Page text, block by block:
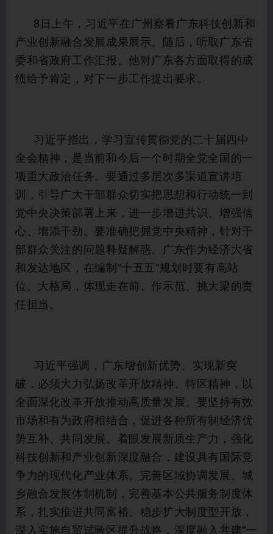
8日上午，习近平在广州察看广东科技创新和
产业创新融合发展成果展示。随后，听取广东省
委和省政府工作汇报。他对广东各方面取得的成
绩给予肯定，对下一步工作提出要求。
习近平指出，学习宣传贯彻党的二十届四中
全会精神，是当前和今后一个时期全党全国的一
项重大政治任务。要通过多层次多渠道宣讲培
训，引导广大干部群众切实把思想和行动统一到
党中央决策部署上来，进一步增进共识、增强信
心、增添干劲。要准确把握党中央精神，针对干
部群众关注的问题释疑解惑。广东作为经济大省
和发达地区，在编制“十五五”规划时要有高站
位、大格局，体现走在前、作示范、挑大梁的责
任担当。
习近平强调，广东增创新优势、实现新突
破，必须大力弘扬改革开放精神、特区精神，以
全面深化改革开放推动高质量发展。要坚持有效
市场和有为政府相结合，促进各种所有制经济优
势互补、共同发展。着眼发展新质生产力，强化
科技创新和产业创新深度融合，建设具有国际竞
争力的现代化产业体系。完善区域协调发展、城
乡融合发展体制机制，完善基本公共服务制度体
系，扎实推进共同富裕。稳步扩大制度型开放，
深入实施自贸试验区提升战略，深度融入共建“一